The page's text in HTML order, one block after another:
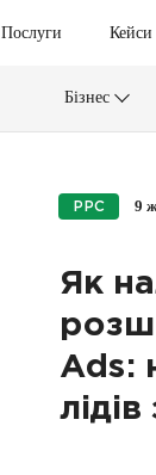
Послуги Кейси
Бізнес
PPC 9
Як
Ads:
лідів